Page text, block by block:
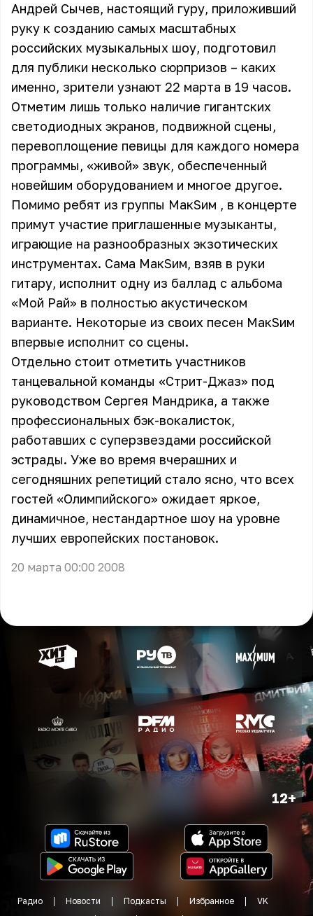
Андрей Сычев, настоящий гуру, приложивший
руку к созданию самых масштабных
российских музыкальных шоу, подготовил
для публики несколько сюрпризов – каких
именно, зрители узнают 22 марта в 19 часов.
Отметим лишь только наличие гигантских
светодиодных экранов, подвижной сцены,
перевоплощение певицы для каждого номера
программы, «живой» звук, обеспеченный
новейшим оборудованием и многое другое.
Помимо ребят из группы МакSим , в концерте
примут участие приглашенные музыканты,
играющие на разнообразных экзотических
инструментах. Сама МакSим, взяв в руки
гитару, исполнит одну из баллад с альбома
«Мой Рай» в полностью акустическом
варианте. Некоторые из своих песен МакSим
впервые исполнит со сцены.
Отдельно стоит отметить участников
танцевальной команды «Стрит-Джаз» под
руководством Сергея Мандрика, а также
профессиональных бэк-вокалисток,
работавших с суперзвездами российской
эстрады. Уже во время вчерашних и
сегодняшних репетиций стало ясно, что всех
гостей «Олимпийского» ожидает яркое,
динамичное, нестандартное шоу на уровне
лучших европейских постановок.
20 марта 00:00 2008
12+
Радио Новости Подкасты Избранное
VK